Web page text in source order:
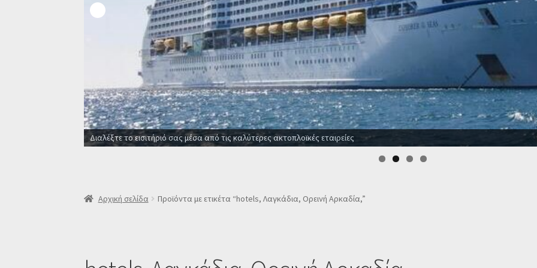
Οι καλύτερες προσφορές σε ξενοδοχεία για όλο το χρόνο
Αρχική σελίδα Προϊόντα με ετικέτα “hotels, Λαγκάδια, Ορεινή Αρκαδία,”